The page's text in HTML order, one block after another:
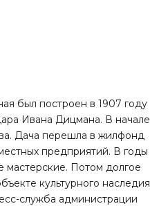
был построен в 1907 году
Ивана Дицмана. В начале
Дача перешла в жилфонд
предприятий. В годы
мастерские. Потом долгое
культурного наследия
служба администрации